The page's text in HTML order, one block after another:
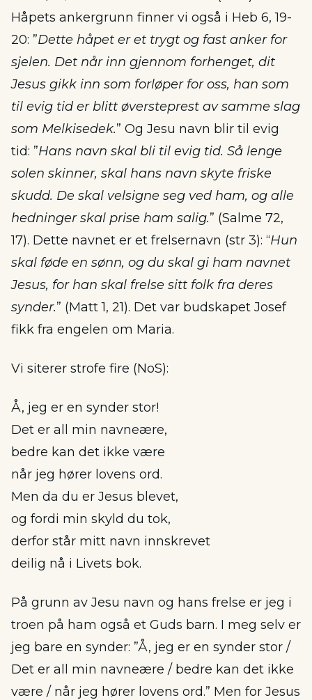
Håpets ankergrunn finner vi også i Heb 6, 19-
20: ”Dette håpet er et trygt og fast anker for
sjelen. Det når inn gjennom forhenget, dit
Jesus gikk inn som forløper for oss, han som
til evig tid er blitt øversteprest av samme slag
som Melkisedek.” Og Jesu navn blir til evig
tid: ”Hans navn skal bli til evig tid. Så lenge
solen skinner, skal hans navn skyte friske
skudd. De skal velsigne seg ved ham, og alle
hedninger skal prise ham salig.” (Salme 72,
17). Dette navnet er et frelsernavn (str 3): “Hun
skal føde en sønn, og du skal gi ham navnet
Jesus, for han skal frelse sitt folk fra deres
synder.” (Matt 1, 21). Det var budskapet Josef
fikk fra engelen om Maria.
Vi siterer strofe fire (NoS):
Å, jeg er en synder stor!
Det er all min navneære,
bedre kan det ikke være
når jeg hører lovens ord.
Men da du er Jesus blevet,
og fordi min skyld du tok,
derfor står mitt navn innskrevet
deilig nå i Livets bok.
På grunn av Jesu navn og hans frelse er jeg i
troen på ham også et Guds barn. I meg selv er
jeg bare en synder: ”Å, jeg er en synder stor /
Det er all min navneære / bedre kan det ikke
være / når jeg hører lovens ord.” Men for Jesus